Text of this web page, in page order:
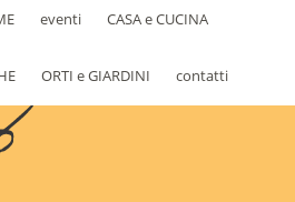
eventi CASA e CUCINA
ORTI e GIARDINI contatti